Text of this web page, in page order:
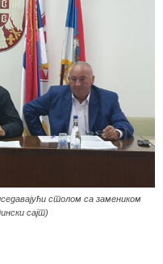
столом са замеником
сајт)